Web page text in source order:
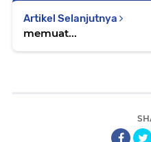
Artikel Selanjutnya
memuat...